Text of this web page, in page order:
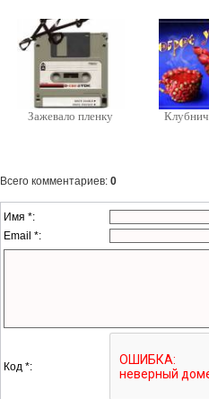
Зажевало пленку
Всего комментариев: 0
Имя *:
Email *:
Код *: